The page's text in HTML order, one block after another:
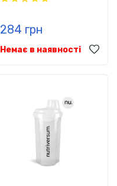
284 грн
Немає в наявності